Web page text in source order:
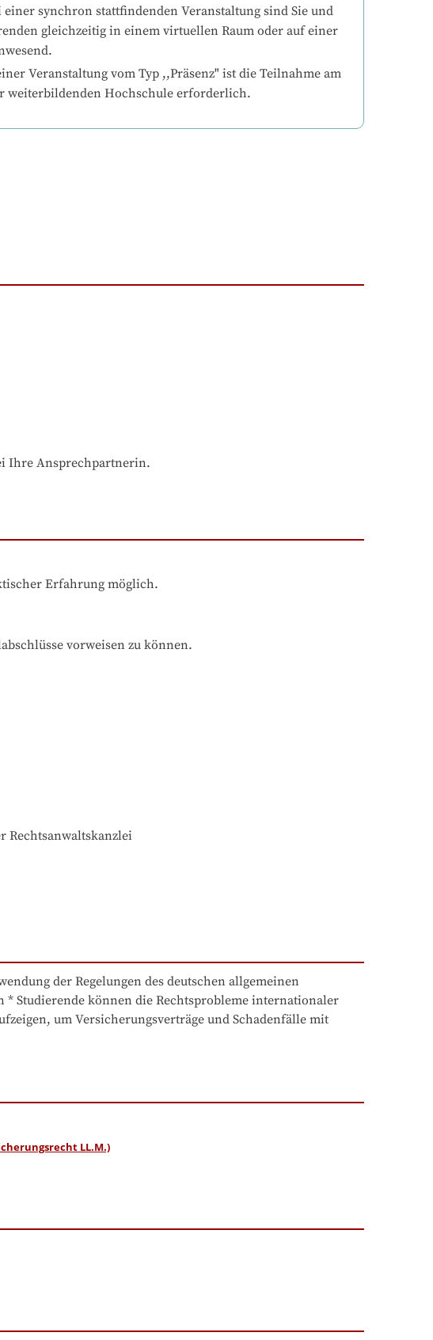
einer synchron stattfindenden Veranstaltung sind Sie und
gleichzeitig in einem virtuellen Raum oder auf einer
Veranstaltung vom Typ ,,Präsenz" ist die Teilnahme am
weiterbildenden Hochschule erforderlich.
Ihre Ansprechpartnerin.
Erfahrung möglich.
vorweisen zu können.
Rechtsanwaltskanzlei
der Regelungen des deutschen allgemeinen
* Studierende können die Rechtsprobleme internationaler
um Versicherungsverträge und Schadenfälle mit
LL.M.)